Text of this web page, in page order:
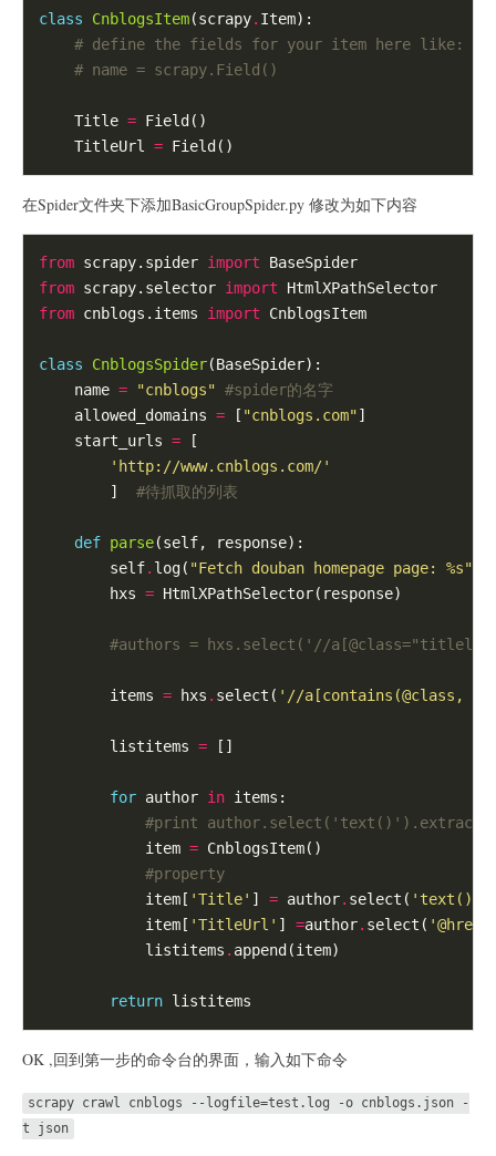
class CnblogsItem(scrapy. Item):
# define the fields for your item here like:
# name = scrapy.Field()
    Title
= Field()
    TitleUrl
=
在Spider文件夹下添加BasicGroupSpider.py 修改为如下内容
from scrapy.spider import
from scrapy.selector import
from cnblogs.items import CnblogsItem
class CnblogsSpider(BaseSpider):
    name
= "cnblogs" #spider的名字
    allowed_domains
= [ "cnblogs.com"]
    start_urls
= [
'http://www.cnblogs.com/'
        ]
#待抓取的列表
def parse(self, response):
        self
. log( "Fetch douban homepage page: %s"
        hxs
= HtmlXPathSelector(response)
#authors = hxs.select('//
        items
= hxs . select( '//a[contains(@class,
        listitems
= []
for author in items:
#print
            item
= CnblogsItem()
#property
            item[
'Title' ] = author. select( 'text()'
            item[
'TitleUrl' ] =author. select( '@href'
            listitems
. append(item)
return
OK ,回到第一步的命令台的界面，输入如下命令
scrapy crawl cnblogs --logfile=test.log -o cnblogs.json -
t json